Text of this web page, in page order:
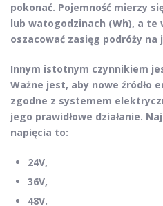
pokonać. Pojemność mierzy
lub watogodzinach (Wh), a te
oszacować zasięg podróży na
Innym istotnym czynnikiem
Ważne jest, aby nowe źródło
zgodne z systemem
jego prawidłowe działanie.
napięcia to:
24V,
36V,
48V.